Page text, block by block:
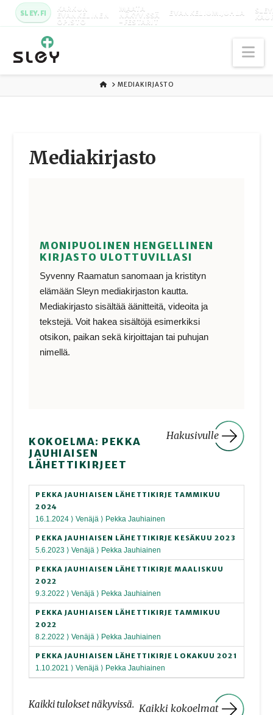
SLEY.FI KARKUN
EVANKELINEN
OPISTO
MAATA
NÄKYVISSÄ
-FESTARIT
EVANKELIUMIJUHLA
ETUSIVU
MEDIAKIRJASTO
Media­kirjasto
MONIPUOLINEN HENGELLINEN
KIRJASTO ULOTTUVILLASI
Syvenny Raamatun sanomaan ja kristityn
elämään Sleyn mediakirjaston kautta.
Mediakirjasto sisältää äänitteitä, videoita ja
tekstejä. Voit hakea sisältöjä esimerkiksi
otsikon, paikan sekä kirjoittajan tai puhujan
nimellä.
Hakusivulle
KOKOELMA: PEKKA
JAUHIAISEN
LÄHETTIKIRJEET
PEKKA JAUHIAISEN LÄHETTIKIRJE TAMMIKUU
2024
16.1.2024 ⟩ Venäjä ⟩ Pekka Jauhiainen
PEKKA JAUHIAISEN LÄHETTIKIRJE KESÄKUU 2023
5.6.2023 ⟩ Venäjä ⟩ Pekka Jauhiainen
PEKKA JAUHIAISEN LÄHETTIKIRJE MAALISKUU
2022
9.3.2022 ⟩ Venäjä ⟩ Pekka Jauhiainen
PEKKA JAUHIAISEN LÄHETTIKIRJE TAMMIKUU
2022
8.2.2022 ⟩ Venäjä ⟩ Pekka Jauhiainen
PEKKA JAUHIAISEN LÄHETTIKIRJE LOKAKUU 2021
1.10.2021 ⟩ Venäjä ⟩ Pekka Jauhiainen
Kaikki tulokset näkyvissä. Kaikki kokoelmat